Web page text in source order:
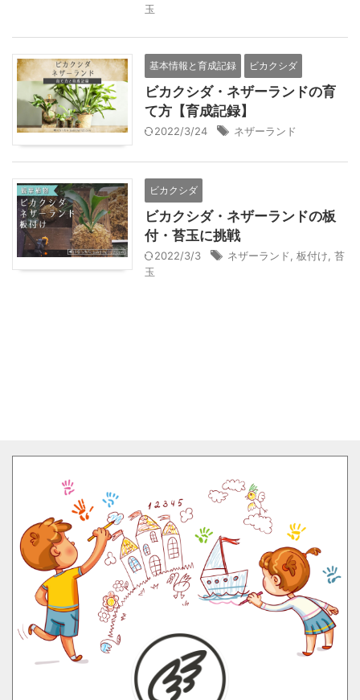
玉
基本情報と育成記録 ビカクシダ
ビカクシダ・ネザーランドの育
て方【育成記録】
2022/3/24 ネザーランド
ビカクシダ
ビカクシダ・ネザーランドの板
付・苔玉に挑戦
2022/3/3 ネザーランド 板付け 苔
玉